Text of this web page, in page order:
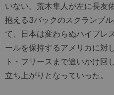
いない。荒木隼人が左に長友
抱える3バックのスクランブ
て、日本は変わらぬハイプレ
ールを保持するアメリカに対
ト・フリースまで追いかけ回
立ち上がりとなっていった。